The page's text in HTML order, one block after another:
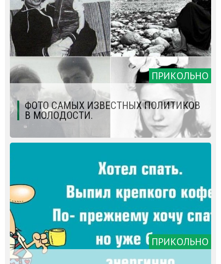
ПРИКОЛЬНО
ФОТО САМЫХ ИЗВЕСТНЫХ ПОЛИТИКОВ
В МОЛОДОСТИ.
ПРИКОЛЬНО